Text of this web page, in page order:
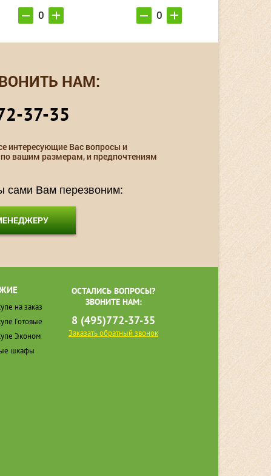
НАМ:
37-35
интересующие Вас вопросы и
вашим размерам, и предпочтениям
сами Вам перезвоним:
на заказ
Готовые
Эконом
шкафы
ОСТАЛИСЬ ВОПРОСЫ?
ЗВОНИТЕ НАМ:
8 (495)772-37-35
Заказать обратный звонок